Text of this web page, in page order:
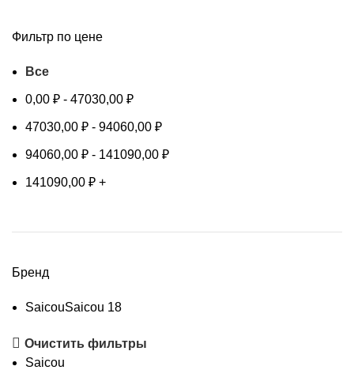
Фильтр по цене
Все
0,00 ₽ - 47030,00 ₽
47030,00 ₽ - 94060,00 ₽
94060,00 ₽ - 141090,00 ₽
141090,00 ₽ +
Бренд
SaicouSaicou 18
Очистить фильтры
Saicou